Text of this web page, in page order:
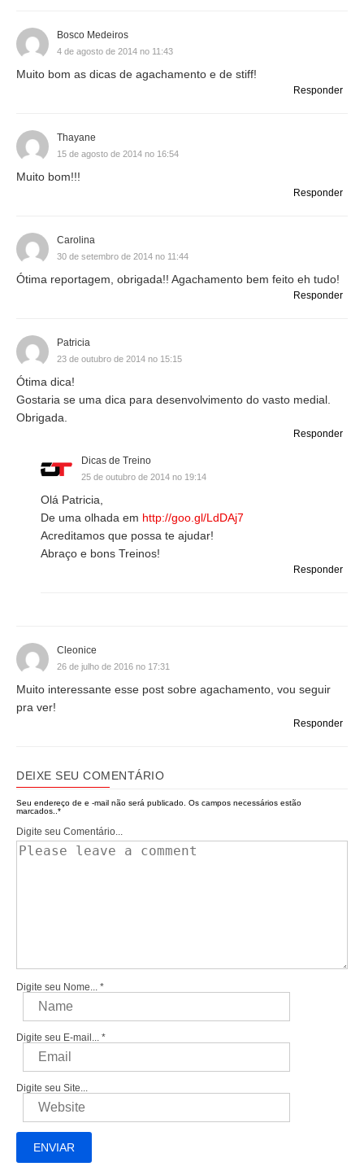
Bosco Medeiros
4 de agosto de 2014 no 11:43
Muito bom as dicas de agachamento e de stiff!
Responder
Thayane
15 de agosto de 2014 no 16:54
Muito bom!!!
Responder
Carolina
30 de setembro de 2014 no 11:44
Ótima reportagem, obrigada!! Agachamento bem feito eh tudo!
Responder
Patricia
23 de outubro de 2014 no 15:15
Ótima dica!
Gostaria se uma dica para desenvolvimento do vasto medial.
Obrigada.
Responder
Dicas de Treino
25 de outubro de 2014 no 19:14
Olá Patricia,
De uma olhada em http://goo.gl/LdDAj7
Acreditamos que possa te ajudar!
Abraço e bons Treinos!
Responder
Cleonice
26 de julho de 2016 no 17:31
Muito interessante esse post sobre agachamento, vou seguir
pra ver!
Responder
DEIXE SEU COMENTÁRIO
Seu endereço de e -mail não será publicado. Os campos necessários estão
marcados.. *
Digite seu Comentário...
Digite seu Nome... *
Digite seu E-mail... *
Digite seu Site...